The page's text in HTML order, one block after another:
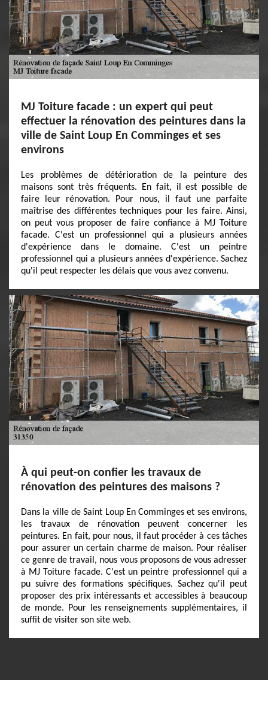
MJ Toiture facade : un expert qui peut
effectuer la rénovation des peintures dans la
ville de Saint Loup En Comminges et ses
environs
Les problèmes de détérioration de la peinture des
maisons sont très fréquents. En fait, il est possible de
faire leur rénovation. Pour nous, il faut une parfaite
maîtrise des différentes techniques pour les faire. Ainsi,
on peut vous proposer de faire confiance à MJ Toiture
facade. C'est un professionnel qui a plusieurs années
d'expérience dans le domaine. C'est un peintre
professionnel qui a plusieurs années d'expérience. Sachez
qu'il peut respecter les délais que vous avez convenu.
À qui peut-on confier les travaux de
rénovation des peintures des maisons ?
Dans la ville de Saint Loup En Comminges et ses environs,
les travaux de rénovation peuvent concerner les
peintures. En fait, pour nous, il faut procéder à ces tâches
pour assurer un certain charme de maison. Pour réaliser
ce genre de travail, nous vous proposons de vous adresser
à MJ Toiture facade. C'est un peintre professionnel qui a
pu suivre des formations spécifiques. Sachez qu'il peut
proposer des prix intéressants et accessibles à beaucoup
de monde. Pour les renseignements supplémentaires, il
suffit de visiter son site web.